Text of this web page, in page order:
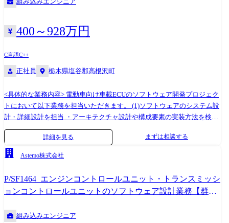
全体の進捗管理などもお任せしたいと考えています。 <携わる製品の名
ーム 【業務内容についての補足】 ・雇入れ直後:「求人内容」におい
て、会社の定めた業務 ・変更後の範囲:会社の定める業務
400～928万円
C言語C++
正社員 栃木県塩谷郡高根沢町
<具体的な業務内容> 電動車向け車載ECUのソフトウェア開発プロジェク
トにおいて以下業務を担当いただきます。 (1)ソフトウェアのシステム設
計・詳細設計を担当 ・アーキテクチャ設計や構成要素の実装方法を検討
・設計内容を関係者と共有するためのフローチャートや構成図の作成 (2)
設計に基づいたソフトウェアの実装(コーディング)を実施 (3)HILS/MILS
環境やテスト車両を用いた検証・テスト ・単体、結合、システムテスト
ルに基づき、開発活動の計画・調整を実施 ・進捗、課題、品質などの管
理プロセスに関与 (6)OEMとの技術的なコミュニケーションを通じて、課
ネジメントシステム(BMS) 【業務内容についての補足】 ・雇入れ直後:
詳細を見る まずは相談する
Astemo株式会社
P/SF1464_エンジンコントロールユニット・トランスミッシ
ョンコントロールユニットのソフトウェア設計業務【群
組み込みエンジニア